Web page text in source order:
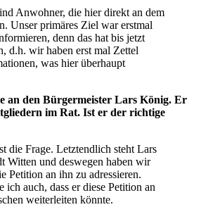
Anwohner, die hier direkt an dem
Unser primäres Ziel war erstmal
denn das hat bis jetzt
d.h. wir haben erst mal Zettel
was hier überhaupt
an den Bürgermeister Lars König. Er
im Rat. Ist er der richtige
die Frage. Letztendlich steht Lars
Witten und deswegen haben wir
Petition an ihn zu adressieren.
ich auch, dass er diese Petition an
weiterleiten könnte.